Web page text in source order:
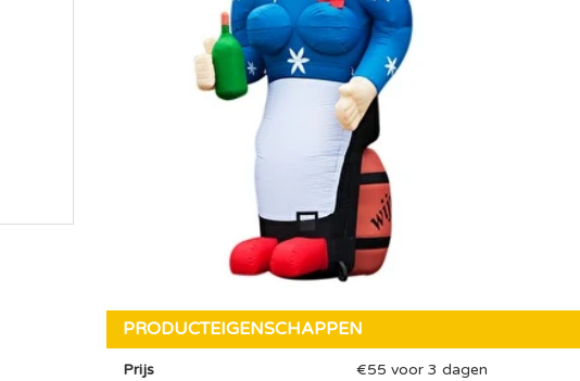
PRODUCTEIGENSCHAPPEN
Prijs
€55 voor 3 dagen